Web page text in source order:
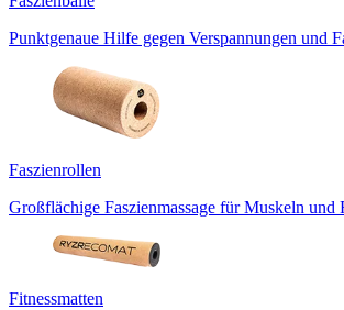
Punktgenaue Hilfe gegen Verspannungen und
Faszienrollen
Großflächige Faszienmassage für Muskeln und
Fitnessmatten